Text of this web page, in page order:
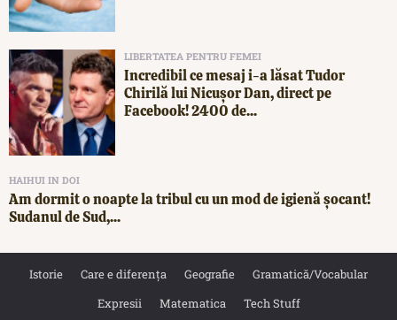
LIBERTATEA PENTRU FEMEI
Incredibil ce mesaj i-a lăsat Tudor
Chirilă lui Nicușor Dan, direct pe
Facebook! 2400 de...
HAIHUI IN DOI
Am dormit o noapte la tribul cu un mod de igienă șocant!
Sudanul de Sud,...
Istorie Care e diferența Geografie
Gramatică/Vocabular
Expresii
Matematica Tech Stuff